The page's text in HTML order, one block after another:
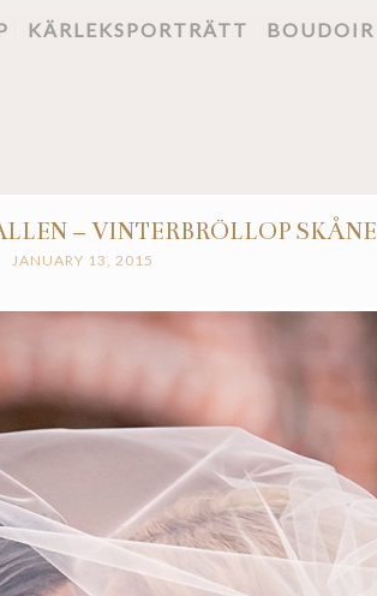
KÄRLEKSPORTRÄTT BOUDOIR
– VINTERBRÖLLOP SKÅNE
JANUARY 13, 2015